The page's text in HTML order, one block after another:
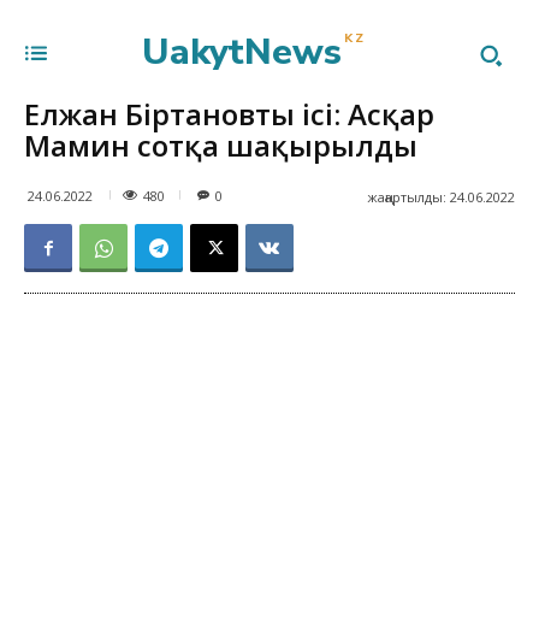
UakytNews KZ
Елжан Біртановтың ісі: Асқар
Мамин сотқа шақырылды
24.06.2022 480 жаңартылды: 24.06.2022
0